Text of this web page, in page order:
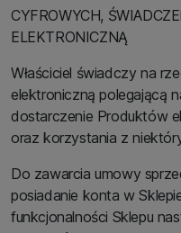
CYFROWYCH,
ELEKTRONICZNĄ
Właściciel świadczy na
elektroniczną polegającą
dostarczenie Produktów
oraz korzystania z
Do zawarcia umowy
posiadanie konta w
funkcjonalności Sklepu